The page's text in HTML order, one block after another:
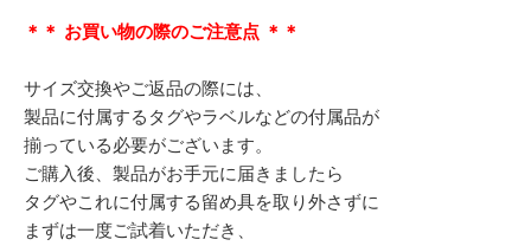
＊＊ お買い物の際のご注意点 ＊＊
サイズ交換やご返品の際には、
製品に付属するタグやラベルなどの付属品が
揃っている必要がございます。
ご購入後、製品がお手元に届きましたら
タグやこれに付属する留め具を取り外さずに
まずは一度ご試着いただき、